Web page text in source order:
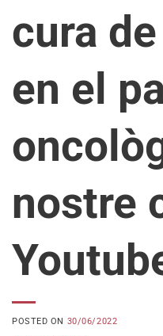
cura
en el
nostre
POSTED ON 30/06/2022